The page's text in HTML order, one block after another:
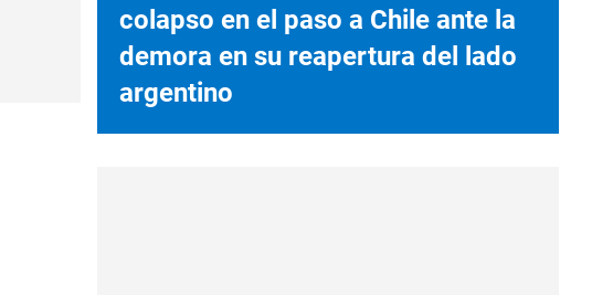
colapso en el paso a Chile ante la
demora en su reapertura del lado
argentino